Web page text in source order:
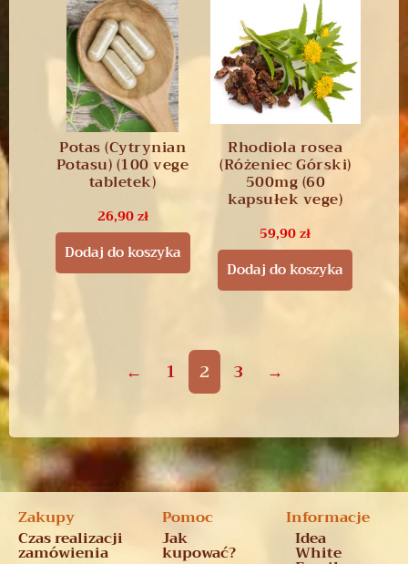
Potas (Cytrynian
Potasu) (100 vege
tabletek)
26,90zł
Dodaj do koszyka
Rhodiola rosea
(Różeniec Górski)
500mg (60
kapsułek vege)
59,90zł
Dodaj do koszyka
← 1 2 3 →
Zakupy
Czas realizacji
zamówienia
Pomoc
Jak
kupować?
Informacje
Idea
White